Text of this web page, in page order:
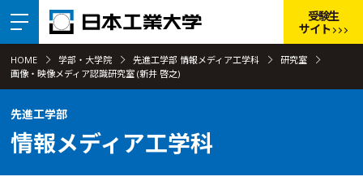
受験生
サイト
HOME 学部・大学院 先進工学部 情報メディア工学科
研究室
画像・映像メディア認識研究室 (新井 啓之)
先進工学部
情報メディア工学科